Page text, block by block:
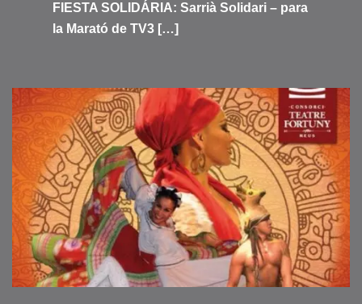
FIESTA SOLIDÁRIA: Sarrià Solidari – para
la Marató de TV3 […]